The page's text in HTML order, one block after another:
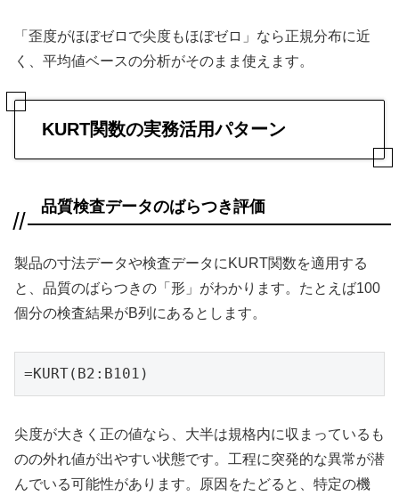
「歪度がほぼゼロで尖度もほぼゼロ」なら正規分布に近
く、平均値ベースの分析がそのまま使えます。
KURT関数の実務活用パターン
品質検査データのばらつき評価
製品の寸法データや検査データにKURT関数を適用する
と、品質のばらつきの「形」がわかります。たとえば100
個分の検査結果がB列にあるとします。
=KURT(B2:B101)
尖度が大きく正の値なら、大半は規格内に収まっているも
のの外れ値が出やすい状態です。工程に突発的な異常が潜
んでいる可能性があります。原因をたどると、特定の機